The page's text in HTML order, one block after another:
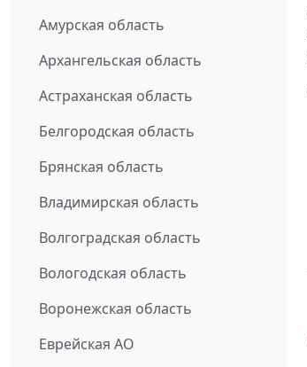
Амурская область
Архангельская область
Астраханская область
Белгородская область
Брянская область
Владимирская область
Волгоградская область
Вологодская область
Воронежская область
Еврейская АО